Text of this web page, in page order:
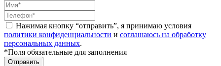
Нажимая кнопку “отправить”, я принимаю условия
политики конфиденциальности и соглашаюсь на обработку
персональных данных.
*Поля обязательные для заполнения
Отправить